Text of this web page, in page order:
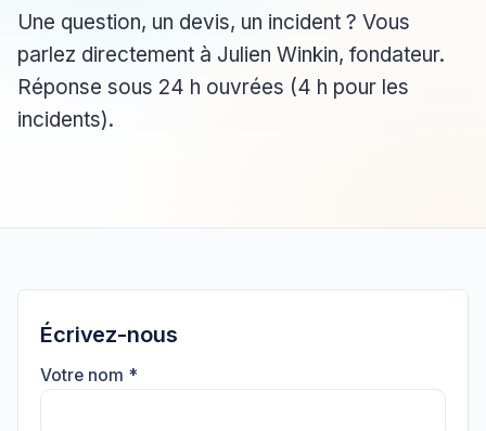
Une question, un devis, un incident ? Vous
parlez directement à Julien Winkin, fondateur.
Réponse sous 24 h ouvrées (4 h pour les
incidents).
Écrivez-nous
Votre nom *